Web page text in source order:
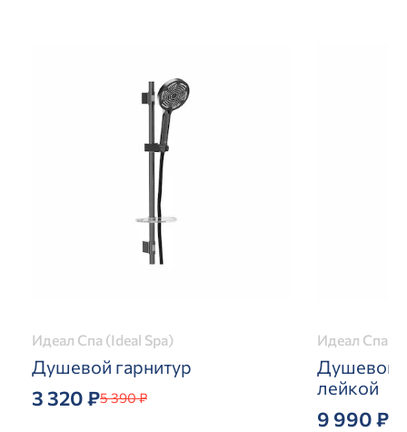
Идеал Спа (Ideal Spa)
Душевой гарнитур
3 320 ₽5 390 ₽
Идеал Спа
Душевой
лейкой
9 990 ₽